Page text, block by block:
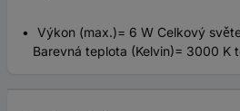
Výkon (max.)= 6 W Celkový
Barevná teplota (Kelvin)= 3000 K